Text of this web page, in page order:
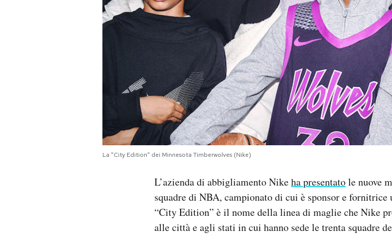
La "City Edition" dei Minnesota Timberwolves (Nike)
L’azienda di abbigliamento Nikeha presentatole nuove
squadre di NBA, campionato di cui è sponsor e
“City Edition” è il nome della linea di maglie che Nike
alle città e agli stati in cui hanno sede le trenta squadre